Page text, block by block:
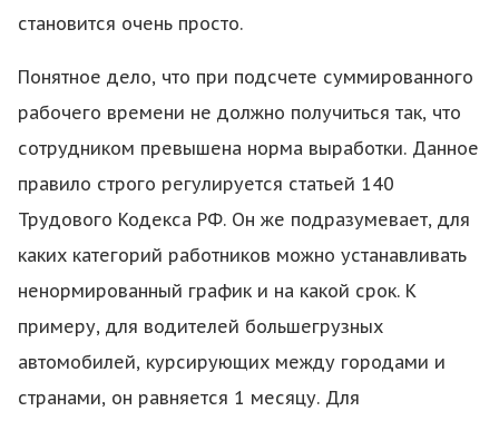
становится очень просто.
Понятное дело, что при подсчете суммированного
рабочего времени не должно получиться так, что
сотрудником превышена норма выработки. Данное
правило строго регулируется статьей 140
Трудового Кодекса РФ. Он же подразумевает, для
каких категорий работников можно устанавливать
ненормированный график и на какой срок. К
примеру, для водителей большегрузных
автомобилей, курсирующих между городами и
странами, он равняется 1 месяцу. Для